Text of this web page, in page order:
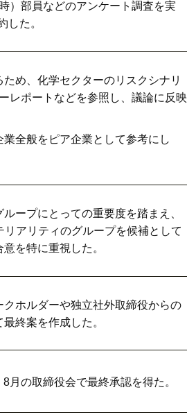
）部員などのアンケート調査を実
した。
め、化学セクターのリスクシナリ
レポートなどを参照し、議論に反映
全般をピア企業として参考にし
ープにとっての重要度を踏まえ、
アリティのグループを候補として
を特に重視した。
ホルダーや独立社外取締役からの
終案を作成した。
月の取締役会で最終承認を得た。